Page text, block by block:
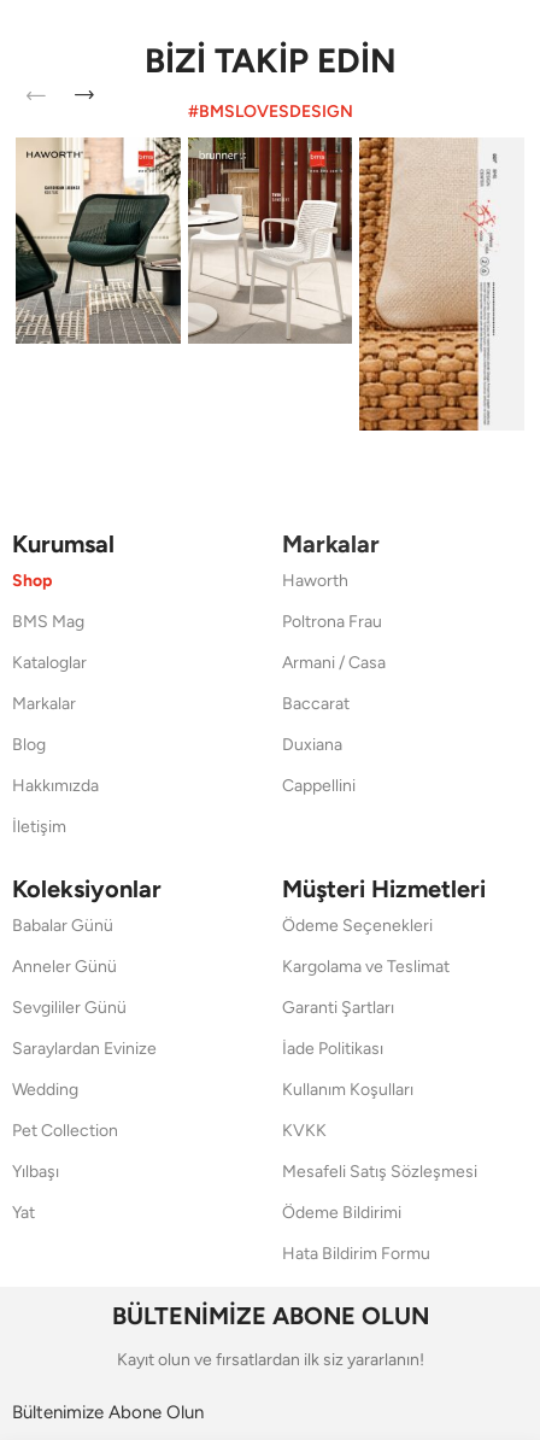
BİZİ TAKİP EDİN
#BMSLOVESDESIGN
Kurumsal
Shop
BMS Mag
Kataloglar
Markalar
Blog
Hakkımızda
İletişim
Markalar
Haworth
Poltrona Frau
Armani / Casa
Baccarat
Duxiana
Cappellini
Koleksiyonlar
Babalar Günü
Anneler Günü
Sevgililer Günü
Saraylardan Evinize
Wedding
Pet Collection
Yılbaşı
Yat
Müşteri Hizmetleri
Ödeme Seçenekleri
Kargolama ve Teslimat
Garanti Şartları
İade Politikası
Kullanım Koşulları
KVKK
Mesafeli Satış Sözleşmesi
Ödeme Bildirimi
Hata Bildirim Formu
BÜLTENİMİZE ABONE OLUN
Kayıt olun ve fırsatlardan ilk siz yararlanın!
Bültenimize Abone Olun